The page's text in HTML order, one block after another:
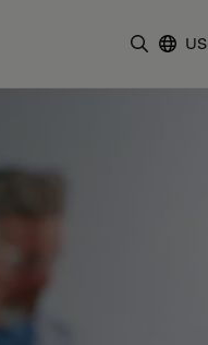
US